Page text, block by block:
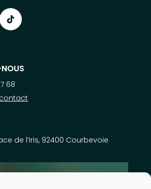
68
de l’Iris, 92400 Courbevoie